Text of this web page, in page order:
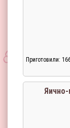
Приготовили: